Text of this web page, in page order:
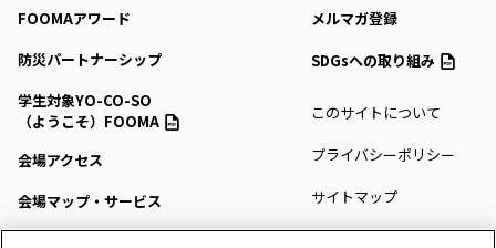
FOOMAアワード
防災パートナーシップ
学生対象YO-CO-SO
（ようこそ）FOOMA
会場アクセス
会場マップ・サービス
メルマガ登録
SDGsへの取り組み
このサイトについて
プライバシーポリシー
サイトマップ